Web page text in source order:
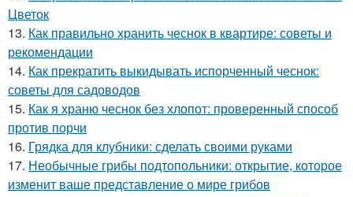
Цветок
13. Как правильно хранить чеснок в квартире: советы и
рекомендации
14. Как прекратить выкидывать испорченный чеснок:
советы для садоводов
15. Как я храню чеснок без хлопот: проверенный способ
против порчи
16. Грядка для клубники: сделать своими руками
17. Необычные грибы подтопольники: открытие, которое
изменит ваше представление о мире грибов